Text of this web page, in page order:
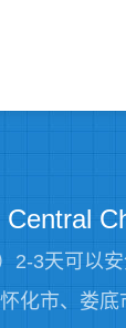
2-3天可以
化市、娄